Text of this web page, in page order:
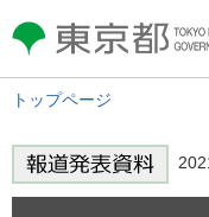
東京都 TOKYO
GOVERNMENT
トップページ